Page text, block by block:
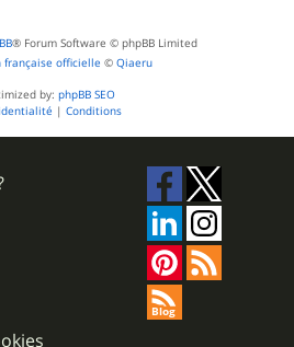
® Forum Software © phpBB Limited
française officielle © Qiaeru
by: phpBB SEO
| Conditions